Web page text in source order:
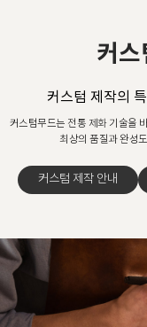
커
커스텀 제작의
커스텀무드는 전통 제화 기술을
최상의 품질과 완성
커스텀 제작 안내